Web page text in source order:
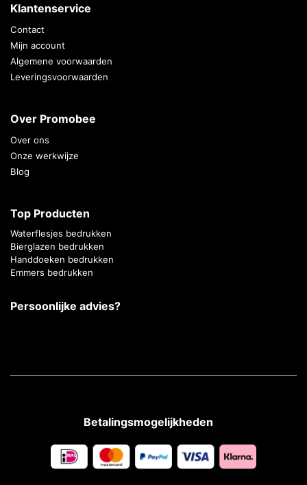
Klantenservice
Contact
Mijn account
Algemene voorwaarden
Leveringsvoorwaarden
Over Promobee
Over ons
Onze werkwijze
Blog
Top Producten
Waterflesjes bedrukken
Bierglazen bedrukken
Handdoeken bedrukken
Emmers bedrukken
Persoonlijke advies?
Betalingsmogelijkheden